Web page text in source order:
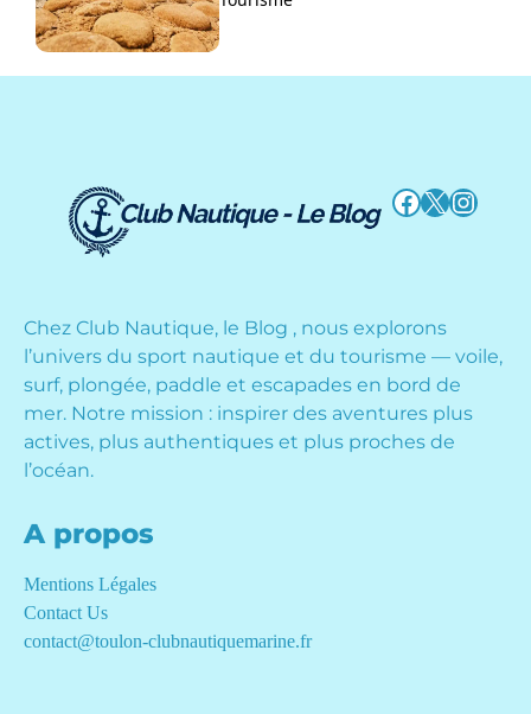
!
Facebook
X
Chez Club Nautique, le Blog , nous explorons
l’univers du sport nautique et du tourisme — voile,
surf, plongée, paddle et escapades en bord de
mer. Notre mission : inspirer des aventures plus
actives, plus authentiques et plus proches de
l’océan.
A propos
Mentions Légales
Contact Us
contact@toulon-clubnautiquemarine.fr